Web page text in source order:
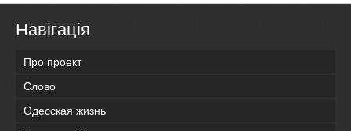
Навігація
Про проект
Слово
Одесская жизнь